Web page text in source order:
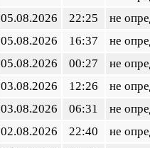
05.08.2026 22:25
не
05.08.2026 16:37
не
05.08.2026 00:27
не
03.08.2026 12:26
не
03.08.2026 06:31
не
02.08.2026 22:40
не